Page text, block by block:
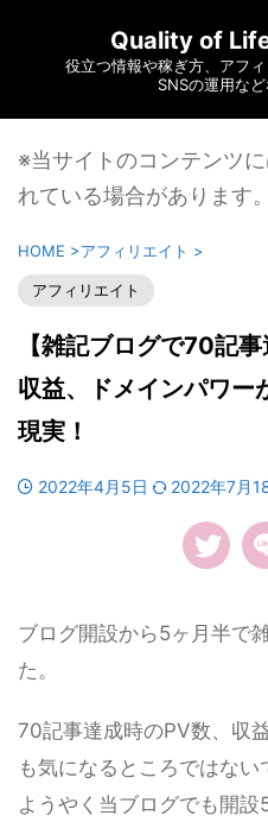
Quality of
役立つ情報や稼ぎ方、アフ
SNSの運用な
※当サイトのコンテンツ
れている場合があります。
HOME >アフィリエイト >
アフィリエイト
【雑記ブログで70記
収益、ドメインパワー
現実！
2022年4月5日 2022年7月
ブログ開設から5ヶ月半で
た。
70記事達成時のPV数、収
も気になるところではない
ようやく当ブログでも開